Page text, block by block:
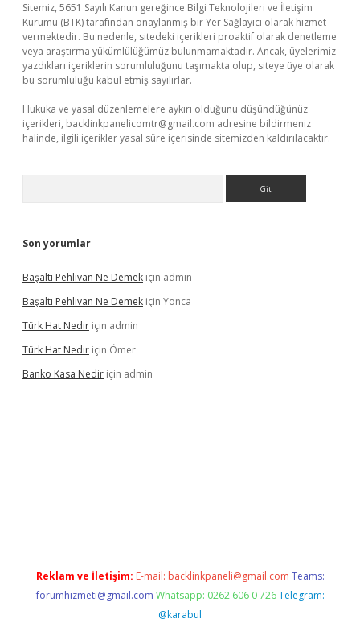
Sitemiz, 5651 Sayılı Kanun gereğince Bilgi Teknolojileri ve İletişim
Kurumu (BTK) tarafından onaylanmış bir Yer Sağlayıcı olarak hizmet
vermektedir. Bu nedenle, sitedeki içerikleri proaktif olarak denetleme
veya araştırma yükümlülüğümüz bulunmamaktadır. Ancak, üyelerimiz
yazdıkları içeriklerin sorumluluğunu taşımakta olup, siteye üye olarak
bu sorumluluğu kabul etmiş sayılırlar.
Hukuka ve yasal düzenlemelere aykırı olduğunu düşündüğünüz
içerikleri, backlinkpanelicomtr@gmail.com adresine bildirmeniz
halinde, ilgili içerikler yasal süre içerisinde sitemizden kaldırılacaktır.
Son yorumlar
Başaltı Pehlivan Ne Demek için admin
Başaltı Pehlivan Ne Demek için Yonca
Türk Hat Nedir için admin
Türk Hat Nedir için Ömer
Banko Kasa Nedir için admin
Reklam ve İletişim: E-mail: backlinkpaneli@gmail.com Teams:
forumhizmeti@gmail.com Whatsapp: 0262 606 0 726 Telegram:
@karabul